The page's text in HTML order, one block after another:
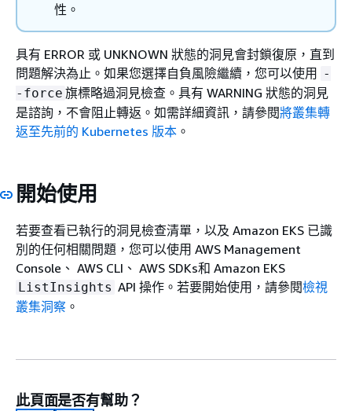
性。
具有 ERROR 或 UNKNOWN 狀態的洞見會封鎖復原，直到
問題解決為止。如果您選擇自負風險繼續，您可以使用 -
-force 旗標略過洞見檢查。具有 WARNING 狀態的洞見
是諮詢，不會阻止轉返。如需詳細資訊，請參閱將叢集轉
返至先前的 Kubernetes 版本 。
開始使用
若要查看已執行的洞見檢查清單，以及 Amazon EKS 已識
別的任何相關問題，您可以使用 AWS Management
Console、 AWS CLI、 AWS SDKs和 Amazon EKS
ListInsights API 操作。若要開始使用，請參閱檢視
叢集洞察 。
此頁面是否有幫助？